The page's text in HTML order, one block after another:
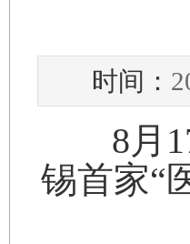
时间：
8月
锡首家“